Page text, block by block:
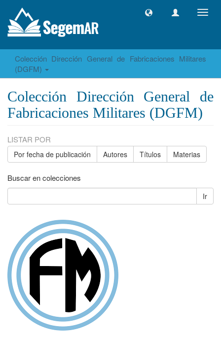
Colección Dirección General de Fabricaciones Militares
(DGFM)
Colección Dirección General de
Fabricaciones Militares (DGFM)
LISTAR POR
Por fecha de publicación Autores Títulos Materias
Buscar en colecciones
Ir